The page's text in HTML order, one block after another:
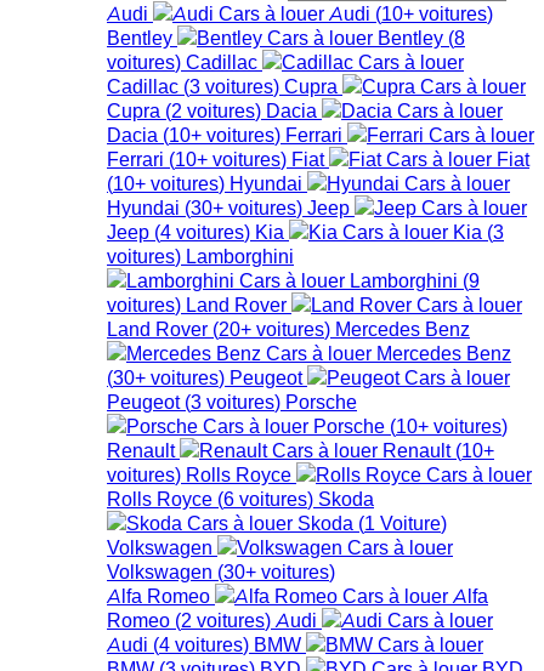
Audi Audi (10+ voitures)
Bentley
Bentley (8
voitures) Cadillac
Cadillac (3 voitures) Cupra
Cupra (2 voitures) Dacia
Dacia (10+ voitures) Ferrari
Ferrari (10+ voitures) Fiat
Fiat
(10+ voitures) Hyundai
Hyundai (30+ voitures) Jeep
Jeep (4 voitures) Kia Kia (3
voitures) Lamborghini
Lamborghini (9
voitures) Land Rover
Land Rover (20+ voitures) Mercedes Benz
Mercedes Benz
(30+ voitures) Peugeot
Peugeot (3 voitures) Porsche
Porsche (10+ voitures)
Renault
Renault (10+
voitures) Rolls Royce
Rolls Royce (6 voitures) Skoda
Skoda (1 Voiture)
Volkswagen
Volkswagen (30+ voitures)
Alfa Romeo
Alfa
Romeo (2 voitures) Audi
Audi (4 voitures) BMW